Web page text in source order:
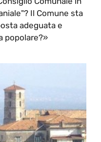
Il Comune sta
adeguata e
popolare?»